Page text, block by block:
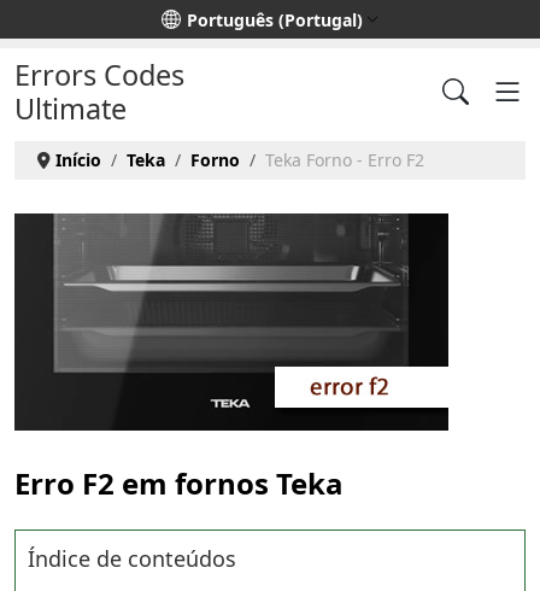
Escolha o seu idioma Português (Portugal)
Errors Codes
Ultimate
Início Teka Forno Teka Forno - Erro F2
Erro F2 em fornos Teka
Índice de conteúdos